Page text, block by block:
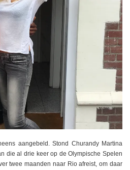
aangebeld. Stond Churandy Martina
die al drie keer op de Olympische Spelen
twee maanden naar Rio afreist, om daar